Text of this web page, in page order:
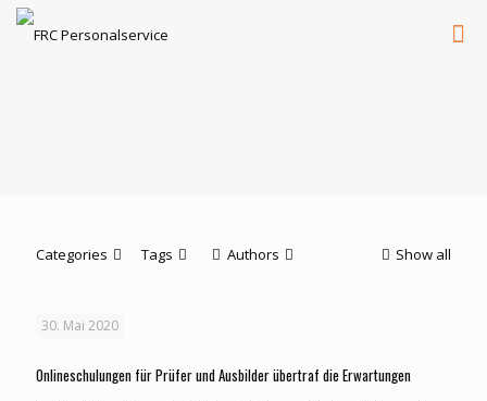
Categories Tags Authors Show all
30. Mai 2020
Onlineschulungen für Prüfer und Ausbilder übertraf die Erwartungen